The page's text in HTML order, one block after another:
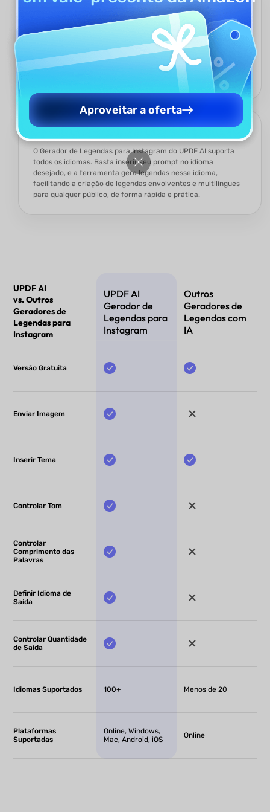
Sem Necessidade de Login e Versão Gratuita
O Gerador de Legendas para Instagram do UPDF AI é
totalmente acessível sem login. Ele oferece 100 prompts
gratuitos, ideal para pequenas tarefas ou usuários que não
querem pagar, permitindo gerar legendas criativas para
Suporte a Múltiplos Idiomas
O Gerador de Legendas para Instagram do UPDF AI suporta
todos os idiomas. Basta inserir seu prompt no idioma
desejado, e a ferramenta gera legendas nesse idioma,
facilitando a criação de legendas envolventes e multilíngues
para qualquer público, de forma rápida e prática.
UPDF AI
vs. Outros
Geradores de
Legendas para
Instagram
UPDF AI
Gerador de
Legendas para
Instagram
Outros
Geradores de
Legendas com
IA
Versão Gratuita
Enviar Imagem
Inserir Tema
Controlar Tom
Controlar
Comprimento das
Palavras
Definir Idioma de
Saída
Controlar Quantidade
de Saída
Idiomas Suportados 100+ Menos de 20
Plataformas
Suportadas
Online, Windows,
Mac, Android, iOS
Online
Aproveitar a oferta